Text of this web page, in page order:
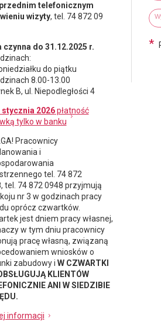
telefonicznym
wizyty, tel. 74 872 09
czynna do 31.12.2025 r.
do piątku
8.00-13.00
B, ul. Niepodległości 4
stycznia 2026płatność
tylko w banku
Pracownicy
i
tel. 74 872
tel. 74 872 0948 przyjmują
nr 3 w godzinach pracy
oprócz czwartków.
jest dniem pracy własnej,
w tym dniu pracownicy
pracę własną, związaną
wniosków o
zabudowy i W CZWARTKI
KLIENTÓW
ANI W SIEDZIBIE
informacji
*